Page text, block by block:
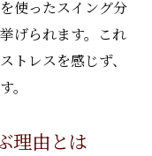
使ったスイング分
げられます。これ
トレスを感じず、
。
理由とは